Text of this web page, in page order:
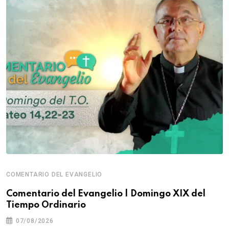
COMENTARIO DEL EVANGELIO
Comentario del Evangelio | Domingo XIX del
Tiempo Ordinario
07/08/2026